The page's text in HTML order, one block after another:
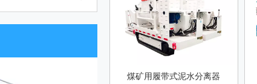
液气分离器
煤矿用履带式泥水分离器